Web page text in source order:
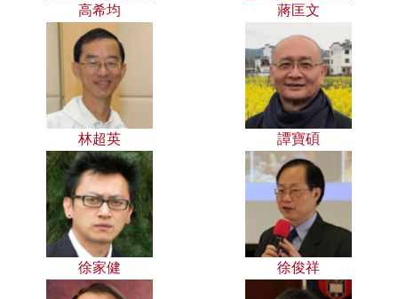
高希均 蔣匡文
林超英 譚寶碩
徐家健 徐俊祥